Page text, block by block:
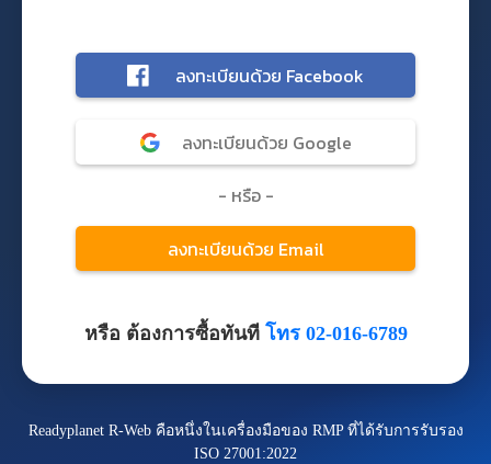
หรือ ต้องการซื้อทันที โทร 02-016-6789
Readyplanet R-Web คือหนึ่งในเครื่องมือของ RMP ที่ได้รับการรับรอง
ISO 27001:2022